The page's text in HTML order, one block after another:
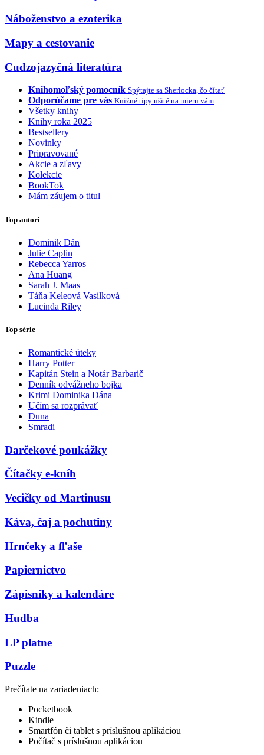
Náboženstvo a ezoterika
Mapy a cestovanie
Cudzojazyčná literatúra
Knihomoľský pomocník Spýtajte sa Sherlocka, čo čítať
Odporúčame pre vás Knižné tipy ušité na mieru vám
Všetky knihy
Knihy roka 2025
Bestsellery
Novinky
Pripravované
Akcie a zľavy
Kolekcie
BookTok
Mám záujem o titul
Top autori
Dominik Dán
Julie Caplin
Rebecca Yarros
Ana Huang
Sarah J. Maas
Táňa Keleová Vasilková
Lucinda Riley
Top série
Romantické úteky
Harry Potter
Kapitán Stein a Notár Barbarič
Denník odvážneho bojka
Krimi Dominika Dána
Učím sa rozprávať
Duna
Smradi
Darčekové poukážky
Čítačky e-kníh
Vecičky od Martinusu
Káva, čaj a pochutiny
Hrnčeky a fľaše
Papiernictvo
Zápisníky a kalendáre
Hudba
LP platne
Puzzle
Prečítate na zariadeniach:
Pocketbook
Kindle
Smartfón či tablet s príslušnou aplikáciou
Počítač s príslušnou aplikáciou